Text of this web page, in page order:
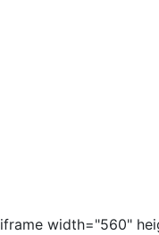
iframe width="560"